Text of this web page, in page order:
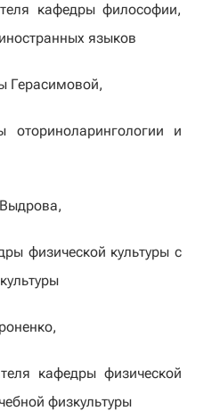
кафедры философии,
языков
Герасимовой,
оториноларингологии и
физической культуры с
кафедры физической
физкультуры